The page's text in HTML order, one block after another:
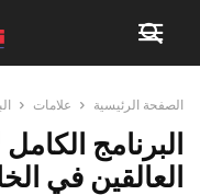
الصفحة الرئيسية علامات
البرنامج الكامل
العالقين في